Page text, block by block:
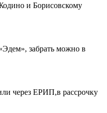
и Борисовскому
забрать можно в
через ЕРИП,в рассрочку